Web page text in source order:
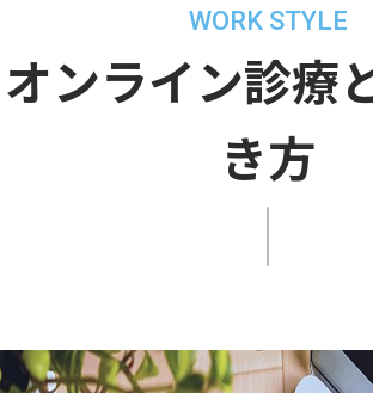
WORK STYLE
オンライン診療
き方